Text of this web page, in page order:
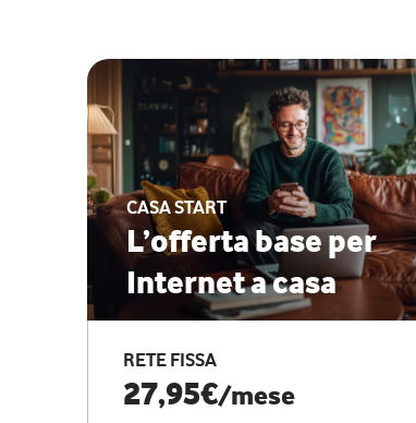
CASA START
L’offerta base per
Internet a casa
RETE FISSA
27,95€/mese